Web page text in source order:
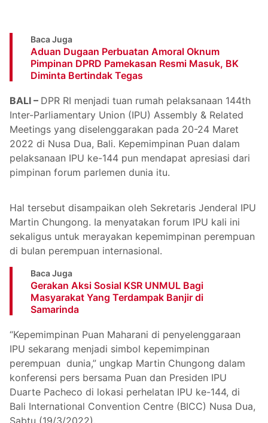
Baca Juga
Aduan Dugaan Perbuatan Amoral Oknum
Pimpinan DPRD Pamekasan Resmi Masuk, BK
Diminta Bertindak Tegas
BALI – DPR RI menjadi tuan rumah pelaksanaan 144th
Inter-Parliamentary Union (IPU) Assembly & Related
Meetings yang diselenggarakan pada 20-24 Maret
2022 di Nusa Dua, Bali. Kepemimpinan Puan dalam
pelaksanaan IPU ke-144 pun mendapat apresiasi dari
pimpinan forum parlemen dunia itu.
Hal tersebut disampaikan oleh Sekretaris Jenderal IPU
Martin Chungong. Ia menyatakan forum IPU kali ini
sekaligus untuk merayakan kepemimpinan perempuan
di bulan perempuan internasional.
Baca Juga
Gerakan Aksi Sosial KSR UNMUL Bagi
Masyarakat Yang Terdampak Banjir di
Samarinda
“Kepemimpinan Puan Maharani di penyelenggaraan
IPU sekarang menjadi simbol kepemimpinan
perempuan dunia,” ungkap Martin Chungong dalam
konferensi pers bersama Puan dan Presiden IPU
Duarte Pacheco di lokasi perhelatan IPU ke-144, di
Bali International Convention Centre (BICC) Nusa Dua,